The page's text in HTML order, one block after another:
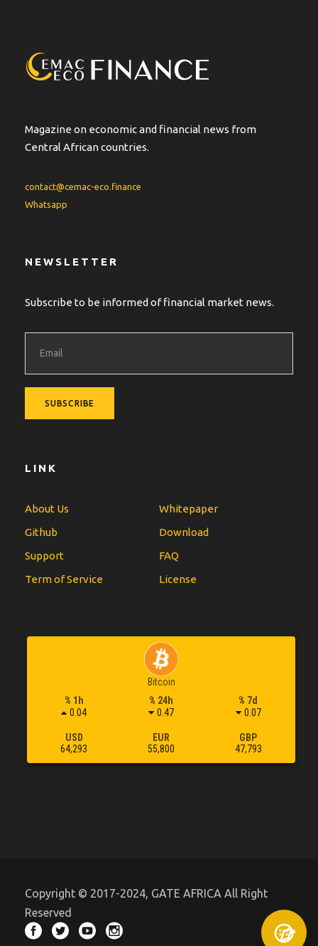
Magazine on economic and financial news from
Central African countries.
contact@cemac-eco.finance
Whatsapp
NEWSLETTER
Subscribe to be informed of financial market news.
LINK
About Us
Whitepaper
Github
Download
Support
FAQ
Term of Service
License
Bitcoin
% 1h
0.04
% 24h
0.47
% 7d
0.07
USD
64,293
EUR
55,800
GBP
47,793
Copyright © 2017-2024, GATE AFRICA All Right
Reserved